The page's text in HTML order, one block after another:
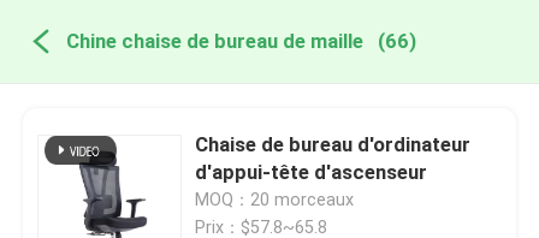
Chine chaise de bureau de maille (66)
Chaise de bureau d'ordinateur
d'appui-tête d'ascenseur
MOQ：20 morceaux
Prix：$57.8~65.8